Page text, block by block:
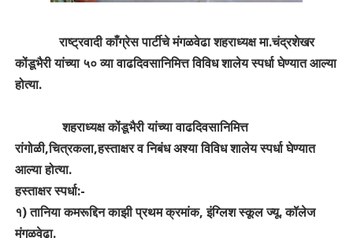
राष्ट्रवादी काँग्रेस पार्टीचे मंगळवेढा शहराध्यक्ष मा.चंद्रशेखर
कोंडूभैरी यांच्या ५० व्या वाढदिवसानिमित्त विविध शालेय स्पर्धा घेण्यात आल्या
होत्या.
शहराध्यक्ष कोंडूभैरी यांच्या वाढदिवसानिमित्त
रांगोळी,चित्रकला,हस्ताक्षर व निबंध अश्या विविध शालेय स्पर्धा घेण्यात
आल्या होत्या.
हस्ताक्षर स्पर्धा:-
१) तानिया कमरूद्दिन काझी प्रथम क्रमांक, इंग्लिश स्कूल ज्यू. कॉलेज
मंगळवेढा.